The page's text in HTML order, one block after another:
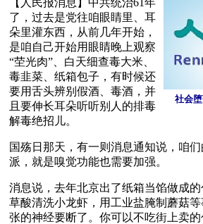
社会
【人民报消息】中共统治61年
了，过去是党往咱眼睛里、耳
朵里灌东西，从前几年开始，
是咱自己开始用眼睛晚上观察
“茔光肉”、白天细查毒大米、
毒韭菜、纸箱包子，有时候还
要用舌头辨别假酒、毒酒，并
且要伸长耳朵听听别人的排毒
解毒绝招儿。
国殇日那天，有一则消息通知说，咱
派，就是嗅觉功能也需要加强。
消息说，去年北京出了纸箱当馅做成
草酸清洗小龙虾，用工业盐腌制蘑菇
张的神经要断了。你可以不吃街上卖